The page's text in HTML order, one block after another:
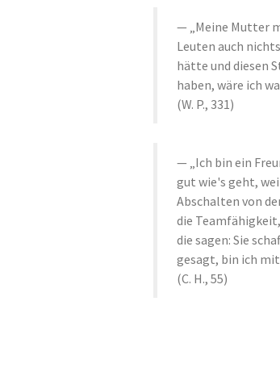
„Meine Mutter
Leuten auch
hätte und diesen
haben, wäre ich
(W. P., 331)
„Ich bin ein
gut wie's geht,
Abschalten von
die
die sagen: Sie
gesagt, bin ich
(C. H., 55)